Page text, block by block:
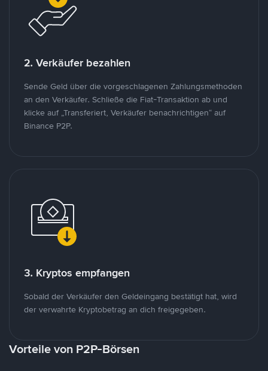
2. Verkäufer bezahlen
Sende Geld über die vorgeschlagenen Zahlungsmethoden
an den Verkäufer. Schließe die Fiat-Transaktion ab und
klicke auf „Transferiert, Verkäufer benachrichtigen“ auf
Binance P2P.
3. Kryptos empfangen
Sobald der Verkäufer den Geldeingang bestätigt hat, wird
der verwahrte Kryptobetrag an dich freigegeben.
Vorteile von P2P-Börsen